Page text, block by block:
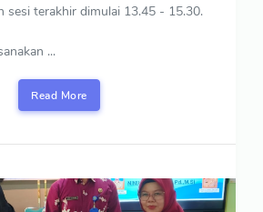
sesi terakhir dimulai 13.45 - 15.30.
...
Read More